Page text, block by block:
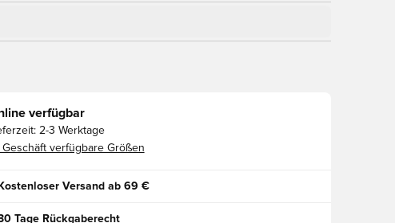
verfügbar
2-3 Werktage
Geschäft verfügbare Größen
Kostenloser Versand ab 69 €
Tage Rückgaberecht